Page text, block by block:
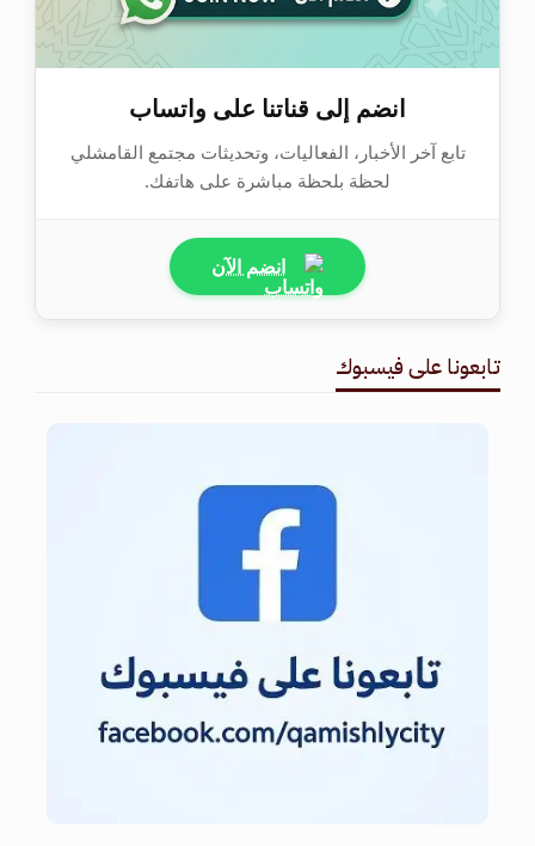
انضم إلى قناتنا على واتساب
تابع آخر الأخبار، الفعاليات، وتحديثات مجتمع القامشلي
لحظة بلحظة مباشرة على هاتفك.
انضم الآن
تابعونا على فيسبوك